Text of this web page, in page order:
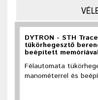
DYTRON - STH
tükörhegesztő
beépített
Félautomata
manométerrel és